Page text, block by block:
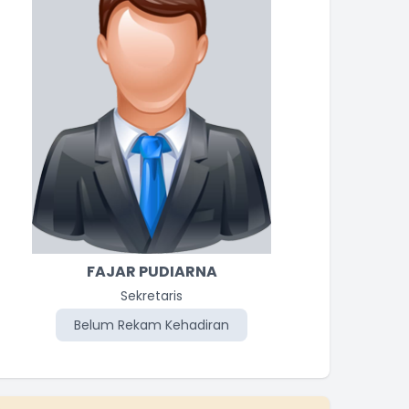
FAJAR PUDIARNA
Sekretaris
Belum Rekam Kehadiran